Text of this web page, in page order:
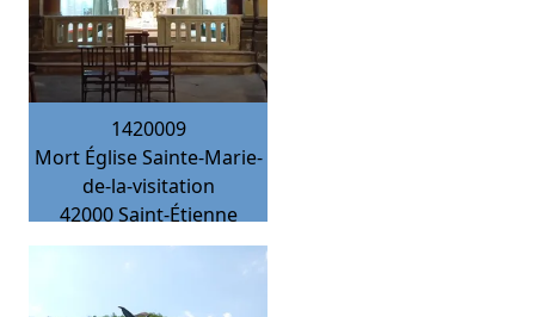
1420009
Mort Église Sainte-Marie-
de-la-visitation
42000 Saint-Étienne